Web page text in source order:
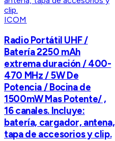
ICOM
Radio Portátil UHF /
Batería 2250 mAh
extrema duración / 400-
470 MHz / 5W De
Potencia / Bocina de
1500mW Mas Potente/ ,
16 canales. Incluye:
batería, cargador, antena,
tapa de accesorios y clip.